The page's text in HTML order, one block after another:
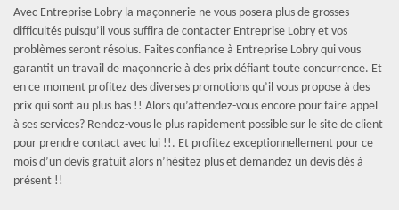
Avec Entreprise Lobry la maçonnerie ne vous posera plus de grosses
difficultés puisqu’il vous suffira de contacter Entreprise Lobry et vos
problèmes seront résolus. Faites confiance à Entreprise Lobry qui vous
garantit un travail de maçonnerie à des prix défiant toute concurrence. Et
en ce moment profitez des diverses promotions qu’il vous propose à des
prix qui sont au plus bas !! Alors qu’attendez-vous encore pour faire appel
à ses services? Rendez-vous le plus rapidement possible sur le site de client
pour prendre contact avec lui !!. Et profitez exceptionnellement pour ce
mois d’un devis gratuit alors n’hésitez plus et demandez un devis dès à
présent !!